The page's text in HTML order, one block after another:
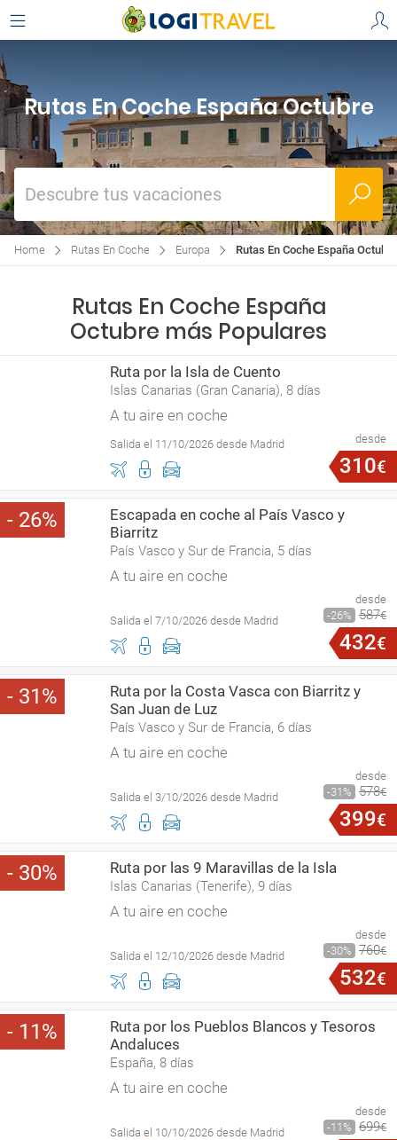
Rutas En Coche España Octubre
Descubre tus vacaciones
Home Rutas En Coche Europa Rutas En Coche España Octubre
Rutas En Coche España
Octubre más Populares
Ruta por la Isla de Cuento
Islas Canarias (Gran Canaria), 8 días
A tu aire en coche
Salida el 11/10/2026 desde Madrid desde
310€
26
Escapada en coche al País Vasco y
Biarritz
País Vasco y Sur de Francia, 5 días
A tu aire en coche
Salida el 7/10/2026 desde Madrid
desde
26
587€
432€
31
Ruta por la Costa Vasca con Biarritz y
San Juan de Luz
País Vasco y Sur de Francia, 6 días
A tu aire en coche
Salida el 3/10/2026 desde Madrid
desde
31
578€
399€
30 Ruta por las 9 Maravillas de la Isla
Islas Canarias (Tenerife), 9 días
A tu aire en coche
Salida el 12/10/2026 desde Madrid
desde
30
760€
532€
11
Ruta por los Pueblos Blancos y Tesoros
Andaluces
España, 8 días
A tu aire en coche
Salida el 10/10/2026 desde Madrid
desde
11
699€